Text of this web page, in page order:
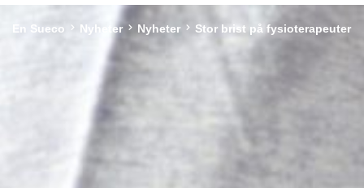
En Sueco Nyheter Nyheter Stor brist på fysioterapeuter